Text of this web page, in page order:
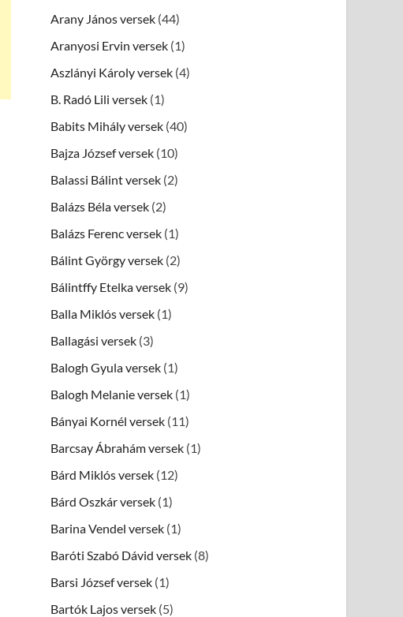
Arany János versek (44)
Aranyosi Ervin versek (1)
Aszlányi Károly versek (4)
B. Radó Lili versek (1)
Babits Mihály versek (40)
Bajza József versek (10)
Balassi Bálint versek (2)
Balázs Béla versek (2)
Balázs Ferenc versek (1)
Bálint György versek (2)
Bálintffy Etelka versek (9)
Balla Miklós versek (1)
Ballagási versek (3)
Balogh Gyula versek (1)
Balogh Melanie versek (1)
Bányai Kornél versek (11)
Barcsay Ábrahám versek (1)
Bárd Miklós versek (12)
Bárd Oszkár versek (1)
Barina Vendel versek (1)
Baróti Szabó Dávid versek (8)
Barsi József versek (1)
Bartók Lajos versek (5)